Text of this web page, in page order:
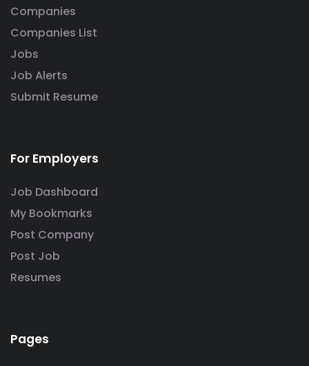
Companies
Companies List
Jobs
Job Alerts
Submit Resume
For Employers
Job Dashboard
My Bookmarks
Post Company
Post Job
Resumes
Pages